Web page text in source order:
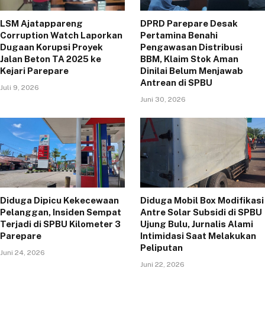
LSM Ajatappareng
Corruption Watch Laporkan
Dugaan Korupsi Proyek
Jalan Beton TA 2025 ke
Kejari Parepare
Juli 9, 2026
DPRD Parepare Desak
Pertamina Benahi
Pengawasan Distribusi
BBM, Klaim Stok Aman
Dinilai Belum Menjawab
Antrean di SPBU
Juni 30, 2026
Diduga Dipicu Kekecewaan
Pelanggan, Insiden Sempat
Terjadi di SPBU Kilometer 3
Parepare
Juni 24, 2026
Diduga Mobil Box Modifikasi
Antre Solar Subsidi di SPBU
Ujung Bulu, Jurnalis Alami
Intimidasi Saat Melakukan
Peliputan
Juni 22, 2026